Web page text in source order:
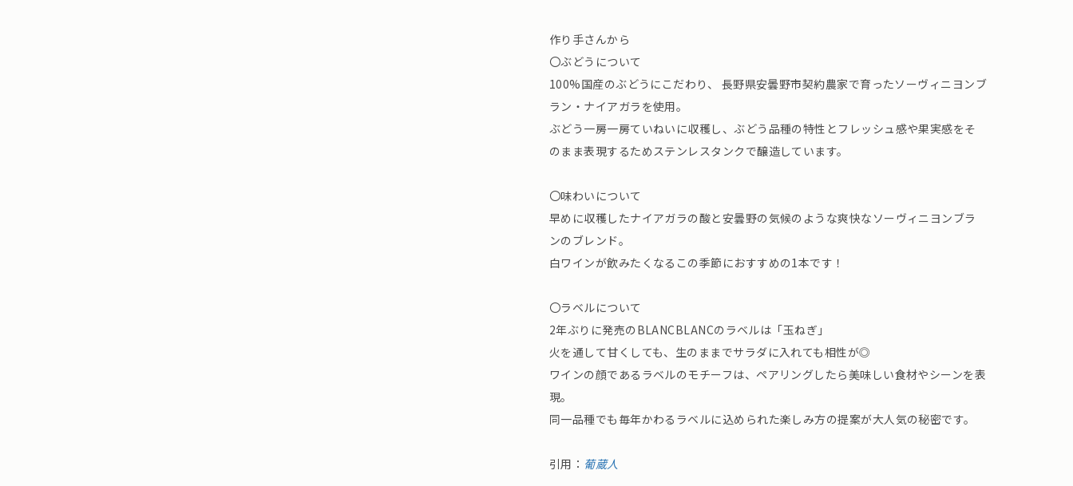
作り手さんから
〇ぶどうについて
100%国産のぶどうにこだわり、 長野県安曇野市契約農家で育ったソーヴィニヨンブ
ラン・ナイアガラを使用。
ぶどう一房一房ていねいに収穫し、ぶどう品種の特性とフレッシュ感や果実感をそ
のまま表現するためステンレスタンクで醸造しています。
〇味わいについて
早めに収穫したナイアガラの酸と安曇野の気候のような爽快なソーヴィニヨンブラ
ンのブレンド。
白ワインが飲みたくなるこの季節におすすめの1本です！
〇ラベルについて
2年ぶりに発売のBLANCBLANCのラベルは「玉ねぎ」
火を通して甘くしても、生のままでサラダに入れても相性が◎
ワインの顔であるラベルのモチーフは、ペアリングしたら美味しい食材やシーンを表
現。
同一品種でも毎年かわるラベルに込められた楽しみ方の提案が大人気の秘密です。
引用： 葡蔵人